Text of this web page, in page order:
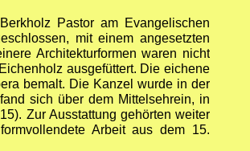
Pastor am Evangelischen
mit einem angesetzten
Architekturformen waren nicht
ausgefüttert. Die eichene
bemalt. Die Kanzel wurde in der
sich über dem Mittelsehrein, in
Zur Ausstattung gehörten weiter
Arbeit aus dem 15.